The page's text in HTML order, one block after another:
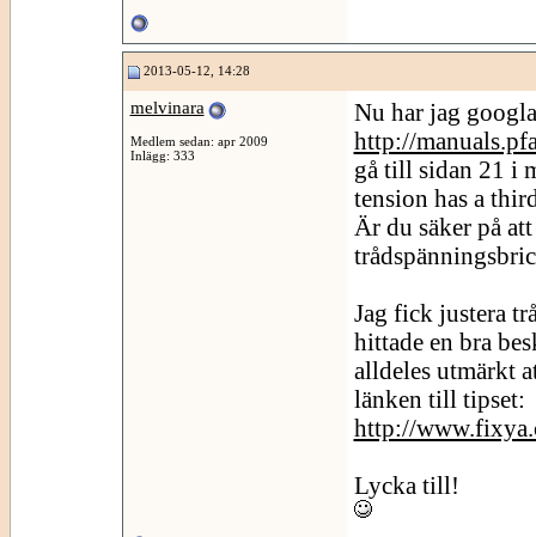
2013-05-12, 14:28
melvinara
Medlem sedan: apr 2009
Inlägg: 333
Nu har jag
http://
gå till sidan 21 i
tension has a
Är du säker på
Jag fick justera
hittade en bra
alldeles utmärkt
länken till tipset:
http://
Lycka till!